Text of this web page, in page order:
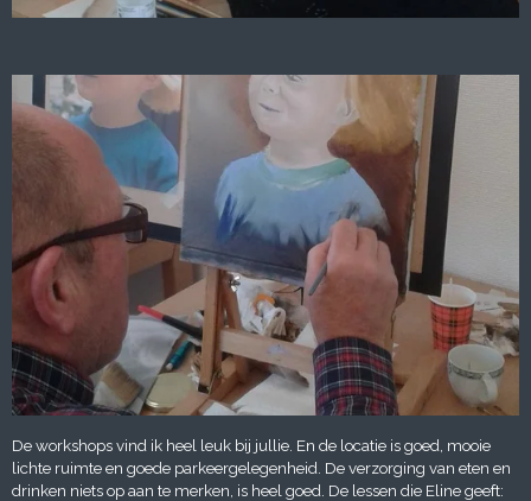
De workshops vind ik heel leuk bij jullie. En de locatie is goed, mooie
lichte ruimte en goede parkeergelegenheid. De verzorging van eten en
drinken niets op aan te merken, is heel goed. De lessen die Eline geeft: